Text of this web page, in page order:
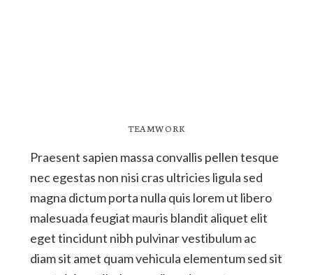
TEAMWORK
Praesent sapien massa convallis pellen tesque
nec egestas non nisi cras ultricies ligula sed
magna dictum porta nulla quis lorem ut libero
malesuada feugiat mauris blandit aliquet elit
eget tincidunt nibh pulvinar vestibulum ac
diam sit amet quam vehicula elementum sed sit